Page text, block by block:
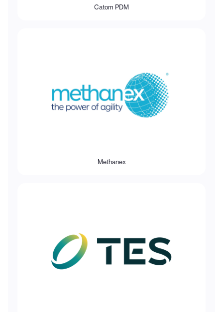
Catom PDM
Methanex